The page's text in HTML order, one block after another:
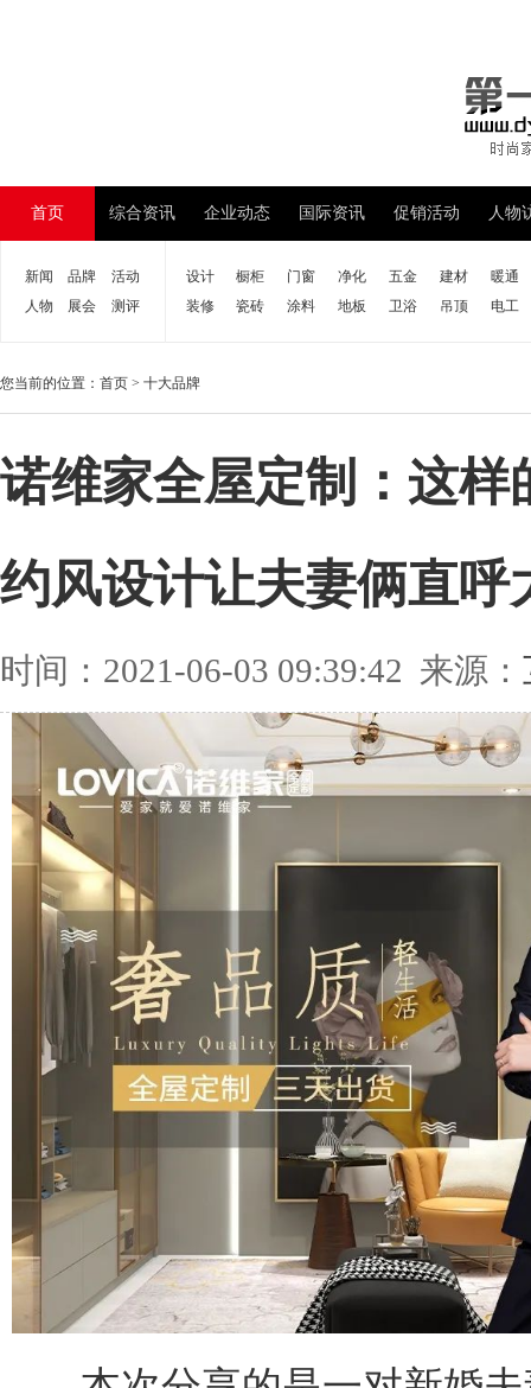
首页 综合资讯 企业动态 国际资讯 促销活动 人物
新闻 品牌
活动
人物
展会 测评
设计 橱柜 门窗 净化 五金 建材
暖通
装修
瓷砖 涂料 地板 卫浴 吊顶 电工
您当前的位置： 首页 > 十大品牌
诺维家全屋定制：这样
约风设计让夫妻俩直呼
时间：2021-06-03 09:39:42 来源：